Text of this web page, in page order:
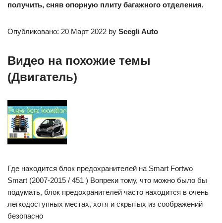
получить, сняв опорную плиту багажного отделения.
Опубликовано: 20 Март 2022 by Scegli Auto
Видео на похожие темы
(Двигатель)
Где находится блок предохранителей на Smart Fortwo
Smart (2007-2015 / 451 ) Вопреки тому, что можно было бы
подумать, блок предохранителей часто находится в очень
легкодоступных местах, хотя и скрытых из соображений
безопасно